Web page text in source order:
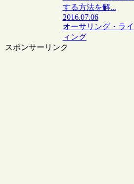
する方法を解...
2016.07.06
オーサリング・ラ
ィング
スポンサーリンク